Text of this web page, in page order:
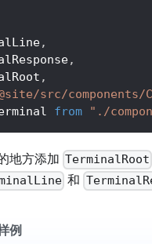
,
,
,
src/components/
from "./
地方添加 TerminalRoot
和
例